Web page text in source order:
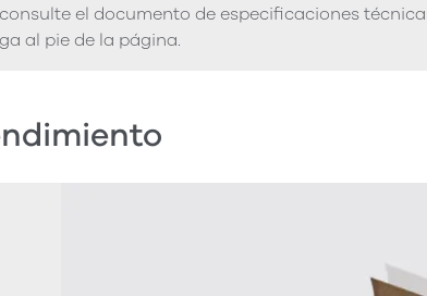
el documento de especificaciones
al pie de la página.